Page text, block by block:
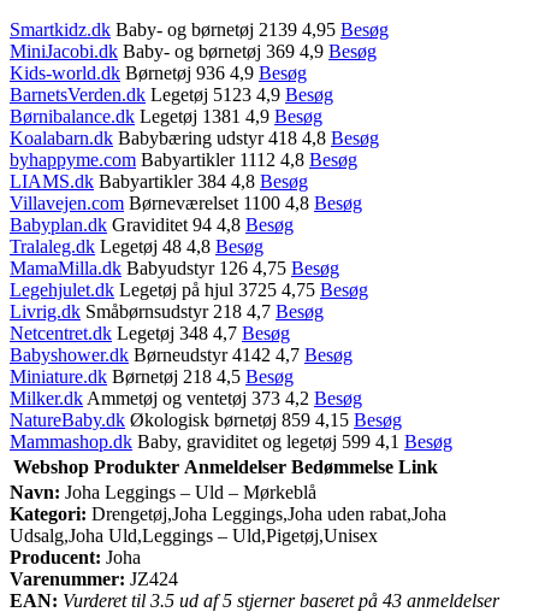
Smartkidz.dk Baby- og børnetøj 2139 4,95 Besøg
MiniJacobi.dk Baby- og børnetøj 369 4,9 Besøg
Kids-world.dk Børnetøj 936 4,9 Besøg
BarnetsVerden.dk Legetøj 5123 4,9 Besøg
Børnibalance.dk Legetøj 1381 4,9 Besøg
Koalabarn.dk Babybæring udstyr 418 4,8 Besøg
byhappyme.com Babyartikler 1112 4,8 Besøg
LIAMS.dk Babyartikler 384 4,8 Besøg
Villavejen.com Børneværelset 1100 4,8 Besøg
Babyplan.dk Graviditet 94 4,8 Besøg
Tralaleg.dk Legetøj 48 4,8 Besøg
MamaMilla.dk Babyudstyr 126 4,75 Besøg
Legehjulet.dk Legetøj på hjul 3725 4,75 Besøg
Livrig.dk Småbørnsudstyr 218 4,7 Besøg
Netcentret.dk Legetøj 348 4,7 Besøg
Babyshower.dk Børneudstyr 4142 4,7 Besøg
Miniature.dk Børnetøj 218 4,5 Besøg
Milker.dk Ammetøj og ventetøj 373 4,2 Besøg
NatureBaby.dk Økologisk børnetøj 859 4,15 Besøg
Mammashop.dk Baby, graviditet og legetøj 599 4,1 Besøg
Webshop Produkter Anmeldelser Bedømmelse Link
Navn: Joha Leggings – Uld – Mørkeblå
Kategori: Drengetøj,Joha Leggings,Joha uden rabat,Joha
Udsalg,Joha Uld,Leggings – Uld,Pigetøj,Unisex
Producent: Joha
Varenummer: JZ424
EAN: Vurderet til 3.5 ud af 5 stjerner baseret på 43 anmeldelser